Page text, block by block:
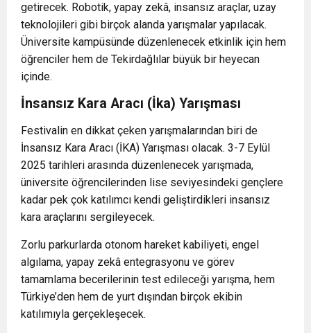
getirecek. Robotik, yapay zekâ, insansız araçlar, uzay
teknolojileri gibi birçok alanda yarışmalar yapılacak.
Üniversite kampüsünde düzenlenecek etkinlik için hem
öğrenciler hem de Tekirdağlılar büyük bir heyecan
içinde.
İnsansız Kara Aracı (İka) Yarışması
Festivalin en dikkat çeken yarışmalarından biri de
İnsansız Kara Aracı (İKA) Yarışması olacak. 3-7 Eylül
2025 tarihleri arasında düzenlenecek yarışmada,
üniversite öğrencilerinden lise seviyesindeki gençlere
kadar pek çok katılımcı kendi geliştirdikleri insansız
kara araçlarını sergileyecek.
Zorlu parkurlarda otonom hareket kabiliyeti, engel
algılama, yapay zekâ entegrasyonu ve görev
tamamlama becerilerinin test edileceği yarışma, hem
Türkiye’den hem de yurt dışından birçok ekibin
katılımıyla gerçekleşecek.